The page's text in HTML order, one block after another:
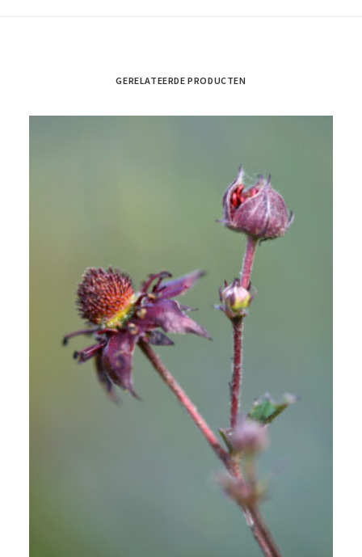
GERELATEERDE PRODUCTEN